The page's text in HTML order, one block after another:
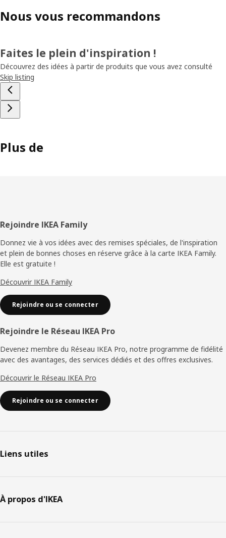
Nous vous recommandons
Faites le plein d'inspiration !
Découvrez des idées à partir de produits que vous avez consulté
Skip listing
Plus de
Pied
de
page
Rejoindre IKEA Family
Donnez vie à vos idées avec des remises spéciales, de l'inspiration
et plein de bonnes choses en réserve grâce à la carte IKEA Family.
Elle est gratuite !
Découvrir IKEA Family
Rejoindre ou se connecter
Rejoindre le Réseau IKEA Pro
Devenez membre du Réseau IKEA Pro, notre programme de fidélité
avec des avantages, des services dédiés et des offres exclusives.
Découvrir le Réseau IKEA Pro
Rejoindre ou se connecter
Liens utiles
À propos d'IKEA